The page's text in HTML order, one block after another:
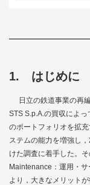
1. はじめに
日立の鉄道事業の再
STS S.p.A.の買収によ
のポートフォリオを拡
ステムの能力を増強し
けた調査に着手した。
Maintenance：運用・
より，大きなメリット